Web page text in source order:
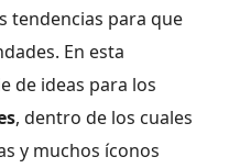
tendencias para que
En esta
de ideas para los
, dentro de los cuales
y muchos íconos